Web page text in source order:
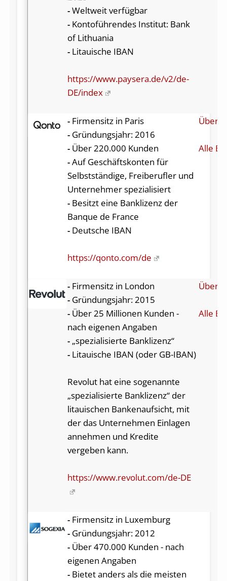
-Weltweit verfügbar
-Kontoführendes Institut: Bank
of Lithuania
-Litauische IBAN
https://www.paysera.de/v2/de-
DE/index
-Firmensitz in Paris
-Gründungsjahr: 2016
-Über 220.000 Kunden
-Auf Geschäftskonten für
Selbstständige, Freiberufler und
Unternehmer spezialisiert
-Besitzt eine Banklizenz der
Banque de France
-Deutsche IBAN
https://qonto.com/de
Über
Alle
-Firmensitz in London
-Gründungsjahr: 2015
-Über 25 Millionen Kunden -
nach eigenen Angaben
-„spezialisierte Banklizenz“
-Litauische IBAN (oder GB-IBAN)
Revolut hat eine sogenannte
„spezialisierte Banklizenz“ der
litauischen Bankenaufsicht, mit
der das Unternehmen Einlagen
annehmen und Kredite
vergeben kann.
https://www.revolut.com/de-DE
Über
Alle
-Firmensitz in Luxemburg
-Gründungsjahr: 2012
-Über 470.000 Kunden - nach
eigenen Angaben
-Bietet anders als die meisten